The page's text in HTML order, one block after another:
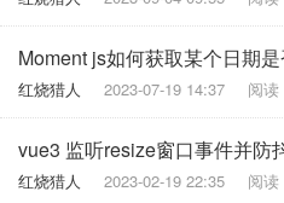
红烧猎人 2023-07-19 14:37 阅读
红烧猎人 2023-02-19 22:35 阅读